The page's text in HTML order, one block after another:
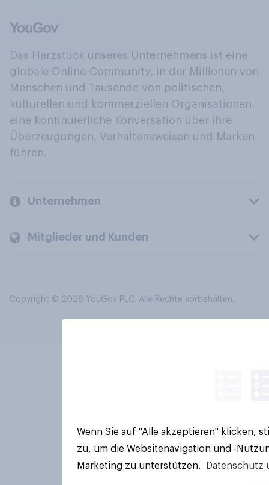
Das Herzstück unseres Unternehmens ist eine
globale Online-Community, in der Millionen von
Menschen und Tausende von politischen,
kulturellen und kommerziellen Organisationen
eine kontinuierliche Konversation über ihre
Überzeugungen, Verhaltensweisen und Marken
führen.
Unternehmen
Mitglieder und Kunden
Copyright © 2026 YouGov PLC. Alle Rechte vorbehalten.
Wenn Sie auf "Alle akzeptieren" klicken,
zu, um die Websitenavigation und -
Marketing zu unterstützen.
Datenschutz